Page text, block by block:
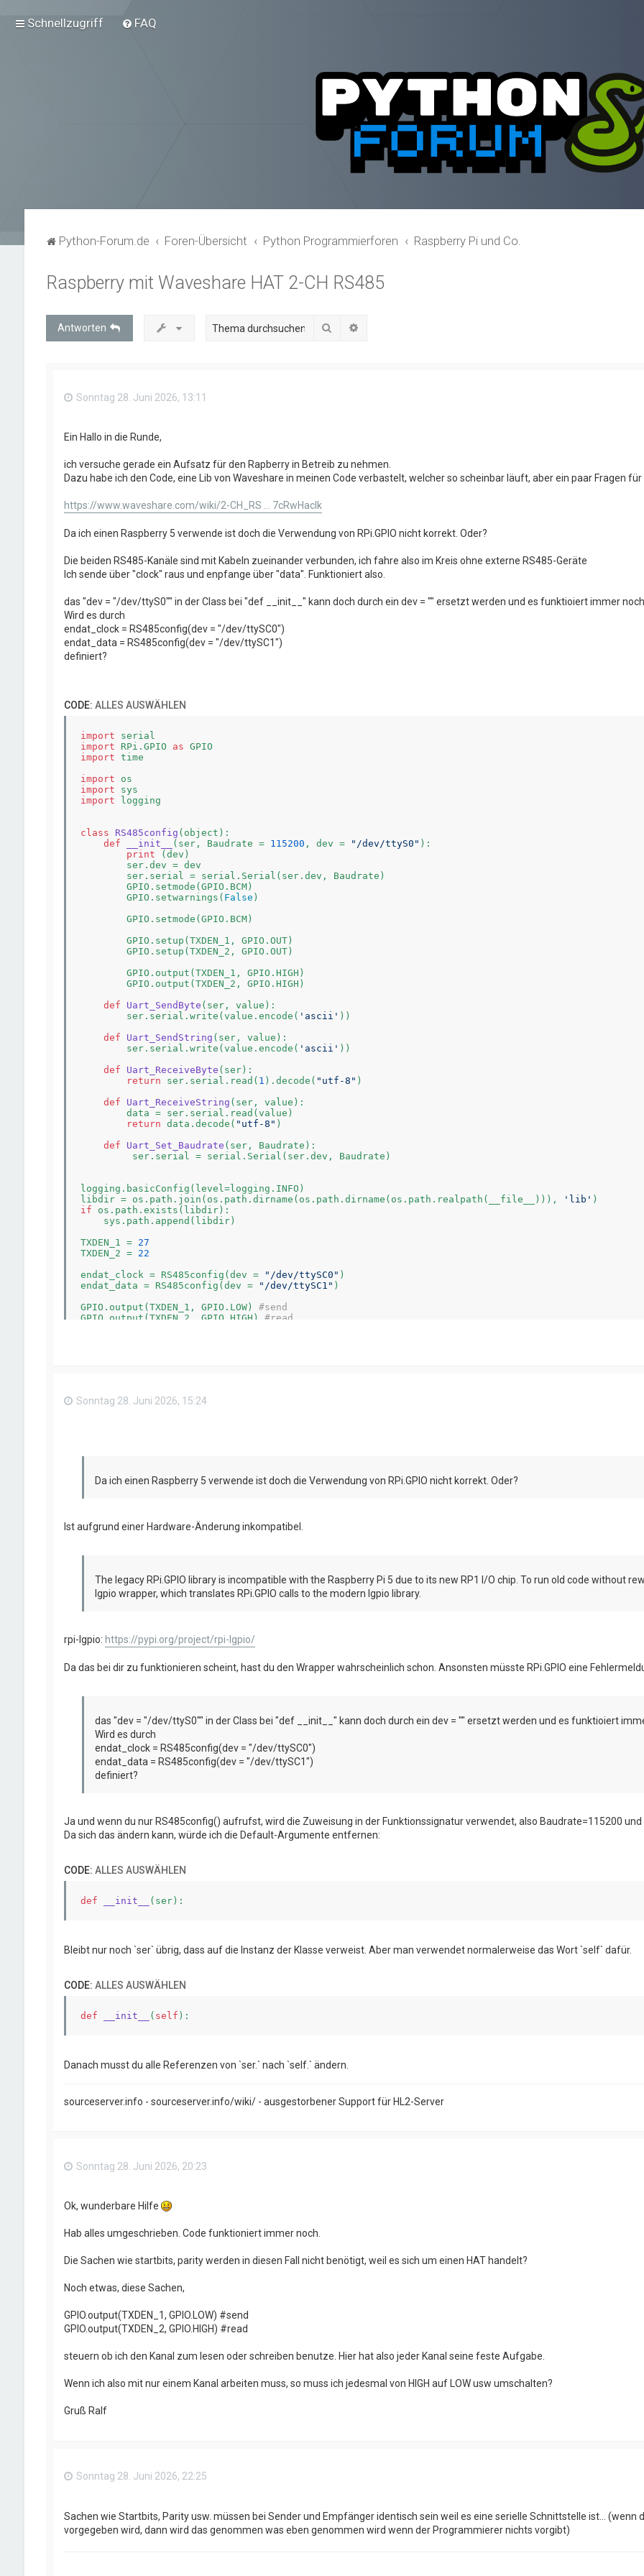
Schnellzugriff FAQ
Python-Forum.de Foren-Übersicht Python Programmierforen Raspberry Pi und Co.
Raspberry mit Waveshare HAT 2-CH RS485
Antworten Suche
Sonntag 28. Juni 2026, 13:11
Ein Hallo in die Runde,
ich versuche gerade ein Aufsatz für den Rapberry in Betreib zu nehmen.
Dazu habe ich den Code, eine Lib von Waveshare in meinen Code verbastelt, welcher so scheinbar läuft, aber ein paar Fragen
https://www.waveshare.com/wiki/2-CH_RS ... 7cRwHaclk
Da ich einen Raspberry 5 verwende ist doch die Verwendung von RPi.GPIO nicht korrekt. Oder?
Die beiden RS485-Kanäle sind mit Kabeln zueinander verbunden, ich fahre also im Kreis ohne externe RS485-Geräte
Ich sende über "clock" raus und enpfange über "data". Funktioniert also.
das "dev = "/dev/ttyS0"" in der Class bei "def __init__" kann doch durch ein dev = "" ersetzt werden und es funktioiert immer
Wird es durch
endat_clock = RS485config(dev = "/dev/ttySC0")
endat_data = RS485config(dev = "/dev/ttySC1")
definiert?
CODE: ALLES AUSWÄHLEN
import
import RPi.GPIO as
import time
import
import
import logging
class RS485config (object) :
def
__init__ (ser, Baudrate = 115200 , dev = "/dev/ttyS0" ) :
print (dev)
        ser.dev = dev
        ser.serial = serial.Serial(ser.dev, Baudrate)
        GPIO.setmode(GPIO.BCM)
        GPIO.setwarnings(
False )
        GPIO.setmode(GPIO.BCM)
        GPIO.setup(TXDEN_1, GPIO.OUT)
        GPIO.setup(TXDEN_2, GPIO.OUT)
        GPIO.output(TXDEN_1, GPIO.HIGH)
        GPIO.output(TXDEN_2, GPIO.HIGH)
def
Uart_SendByte (ser, value) :
        ser.serial.write(value.encode(
'ascii' ))
def
Uart_SendString (ser, value) :
        ser.serial.write(value.encode(
'ascii' ))
def
Uart_ReceiveByte (ser) :
return ser.serial.read( 1 ).decode( "utf-8" )
def
Uart_ReceiveString (ser, value) :
        data = ser.serial.read(value)
return data.decode( "utf-8" )
def
Uart_Set_Baudrate (ser, Baudrate) :
         ser.serial = serial.Serial(ser.dev, Baudrate)
logging.basicConfig(level=logging.INFO)
libdir = os.path.join(os.path.dirname(os.path.dirname(os.path.realpath(__file__))),
'lib'
if os.path.exists(libdir):
    sys.path.append(libdir)
TXDEN_1 = 27
TXDEN_2 = 22
endat_clock = RS485config(dev =
"/dev/ttySC0" )
endat_data = RS485config(dev =
"/dev/ttySC1" )
GPIO.output(TXDEN_1, GPIO.LOW) #send
GPIO.output(TXDEN_2, GPIO.HIGH) #read
Sonntag 28. Juni 2026, 15:24
Da ich einen Raspberry 5 verwende ist doch die Verwendung von RPi.GPIO nicht korrekt. Oder?
Ist aufgrund einer Hardware-Änderung inkompatibel.
The legacy RPi.GPIO library is incompatible with the Raspberry Pi 5 due to its new RP1 I/O chip. To run old code without
lgpio wrapper, which translates RPi.GPIO calls to the modern lgpio library.
rpi-lgpio: https://pypi.org/project/rpi-lgpio/
Da das bei dir zu funktionieren scheint, hast du den Wrapper wahrscheinlich schon. Ansonsten müsste RPi.GPIO eine
das "dev = "/dev/ttyS0"" in der Class bei "def __init__" kann doch durch ein dev = "" ersetzt werden und es funktioiert
Wird es durch
endat_clock = RS485config(dev = "/dev/ttySC0")
endat_data = RS485config(dev = "/dev/ttySC1")
definiert?
Ja und wenn du nur RS485config() aufrufst, wird die Zuweisung in der Funktionssignatur verwendet, also Baudrate=115200
Da sich das ändern kann, würde ich die Default-Argumente entfernen:
CODE: ALLES AUSWÄHLEN
def __init__ (ser) :
Bleibt nur noch `ser` übrig, dass auf die Instanz der Klasse verweist. Aber man verwendet normalerweise das Wort `self` dafür.
CODE: ALLES AUSWÄHLEN
def __init__ ( self )
Danach musst du alle Referenzen von `ser.` nach `self.` ändern.
sourceserver.info - sourceserver.info/wiki/ - ausgestorbener Support für HL2-Server
Sonntag 28. Juni 2026, 20:23
Ok, wunderbare Hilfe
Hab alles umgeschrieben. Code funktioniert immer noch.
Die Sachen wie startbits, parity werden in diesen Fall nicht benötigt, weil es sich um einen HAT handelt?
Noch etwas, diese Sachen,
GPIO.output(TXDEN_1, GPIO.LOW) #send
GPIO.output(TXDEN_2, GPIO.HIGH) #read
steuern ob ich den Kanal zum lesen oder schreiben benutze. Hier hat also jeder Kanal seine feste Aufgabe.
Wenn ich also mit nur einem Kanal arbeiten muss, so muss ich jedesmal von HIGH auf LOW usw umschalten?
Gruß Ralf
Sonntag 28. Juni 2026, 22:25
Sachen wie Startbits, Parity usw. müssen bei Sender und Empfänger identisch sein weil es eine serielle Schnittstelle ist... (wenn
vorgegeben wird, dann wird das genommen was eben genommen wird wenn der Programmierer nichts vorgibt)